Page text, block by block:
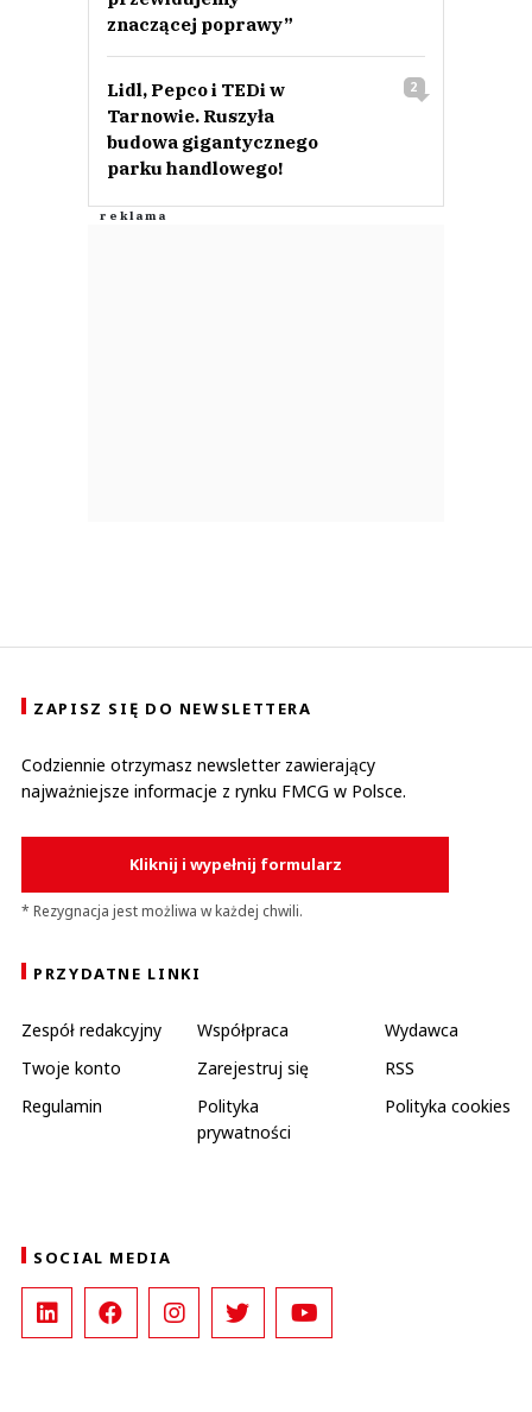
znaczącej poprawy”
Lidl, Pepco i TEDi w
Tarnowie. Ruszyła
budowa gigantycznego
parku handlowego!
2
ZAPISZ SIĘ DO NEWSLETTERA
Codziennie otrzymasz newsletter zawierający
najważniejsze informacje z rynku FMCG w Polsce.
Kliknij i wypełnij formularz
* Rezygnacja jest możliwa w każdej chwili.
PRZYDATNE LINKI
Zespół redakcyjny Współpraca
Wydawca
Twoje konto
Zarejestruj się
RSS
Regulamin
Polityka
prywatności
Polityka cookies
SOCIAL MEDIA